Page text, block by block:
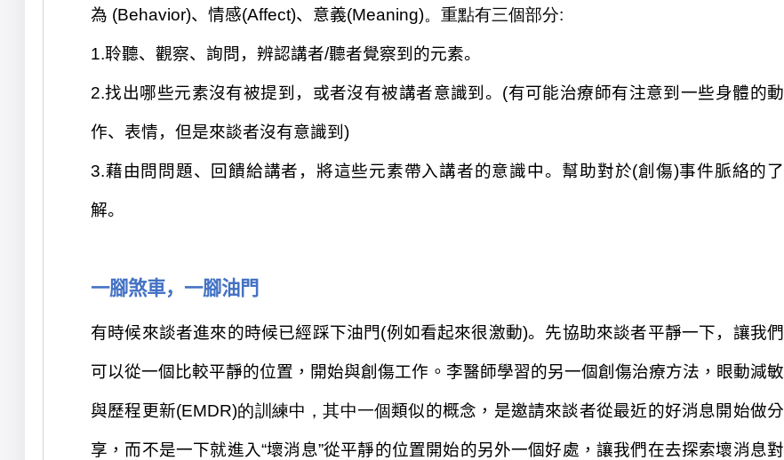
為 (Behavior)、情感(Affect)、意義(Meaning)。 重點有三個部分:
1.聆聽、觀察、詢問，辨認講者/聽者覺察到的元素。
2.找出哪些元素沒有被提到，或者沒有被講者意識到。 (有可能治療師有注意到一些身體的動
作、 表情，但是來談者沒有意識到 )
3.藉由問問題、回饋給講者 ，將這些元素帶入講者的意識中。幫助對於(創傷)事件脈絡的了
解。
一腳煞車，一腳油門
有時候來談者進來的時候已經踩下油門(例如看起來很激動)。先協助來談者平靜一下，讓我們
可以從一個比較平靜的位置 ，開始與創傷工作。 李醫師學習的另一個創傷治療方法， 眼動減敏
與歷程更新(EMDR)的訓練中，其中一個類似的概念，是邀請來談者從最近的好消息開始做分
享，而不是一下就進入“壞消息”從平靜的位置開始的另外一個好處 ，讓我們在去探索壞消息對